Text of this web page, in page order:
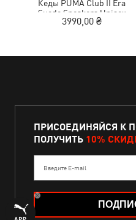
Кеды PUMA Club II Era
Suede Sneakers Unisex
3990,00 ₴
ПРИСОЕДИНЯЙСЯ К
ПОЛУЧИТЬ 10%
Введите E-mail